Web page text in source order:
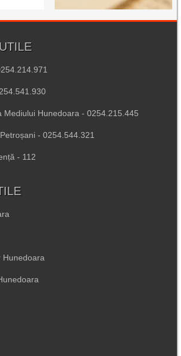
Mediului Hunedoara - 0254.215.445
- 0254.544.321
- 112
Hunedoara